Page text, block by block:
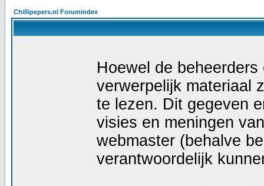
Chillipepers.nl Forumindex
Hoewel de
verwerpelijk materiaal
te lezen. Dit gegeven
visies en meningen
webmaster (behalve
verantwoordelijk